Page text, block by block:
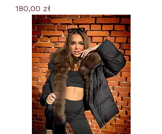
Cena
180,00 zł